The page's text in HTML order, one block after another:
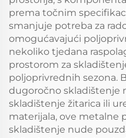
prema točnim
smanjuje potreba za
omogućavajući
nekoliko tjedana
prostorom za
poljoprivrednih sezona.
dugoročno skladištenje
skladištenje žitarica ili
materijala, ove metalne
skladištenje nude